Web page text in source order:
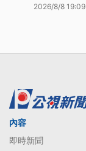
2026/8/8 19:09
內容
即時新聞